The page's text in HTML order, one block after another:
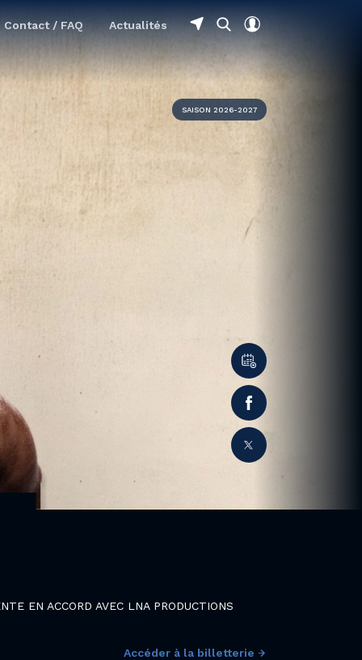
Contact / FAQ Actualités
SAISON 2026-2027
EN ACCORD AVEC LNA PRODUCTIONS
Accéder à la billetterie